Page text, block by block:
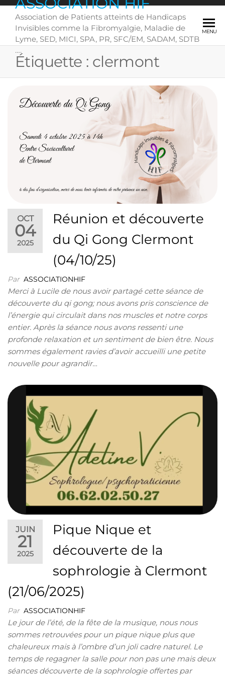
Skip
content
Association de Patients atteints de Handicaps
Invisibles comme la Fibromyalgie, Maladie de
Lyme, SED, MICI, SPA, PR, SFC/EM, SADAM, SDTB
….
MENU
Étiquette : clermont
OCT
04
2025
Réunion et découverte
du Qi Gong Clermont
(04/10/25)
Par ASSOCIATIONHIF
Merci à Lucile de nous avoir partagé cette séance de
découverte du qi gong; nous avons pris conscience de
l’énergie qui circulait dans nos muscles et notre corps
entier. Après la séance nous avons ressenti une
profonde relaxation et un sentiment de bien être. Nous
sommes également ravies d’avoir accueilli une petite
nouvelle pour agrandir…
JUIN
21
2025
Pique Nique et
découverte de la
sophrologie à Clermont
(21/06/2025)
Par ASSOCIATIONHIF
Le jour de l’été, de la fête de la musique, nous nous
sommes retrouvées pour un pique nique plus que
chaleureux mais à l’ombre d’un joli cadre naturel. Le
temps de regagner la salle pour non pas une mais deux
séances découverte de la sophrologie offertes par